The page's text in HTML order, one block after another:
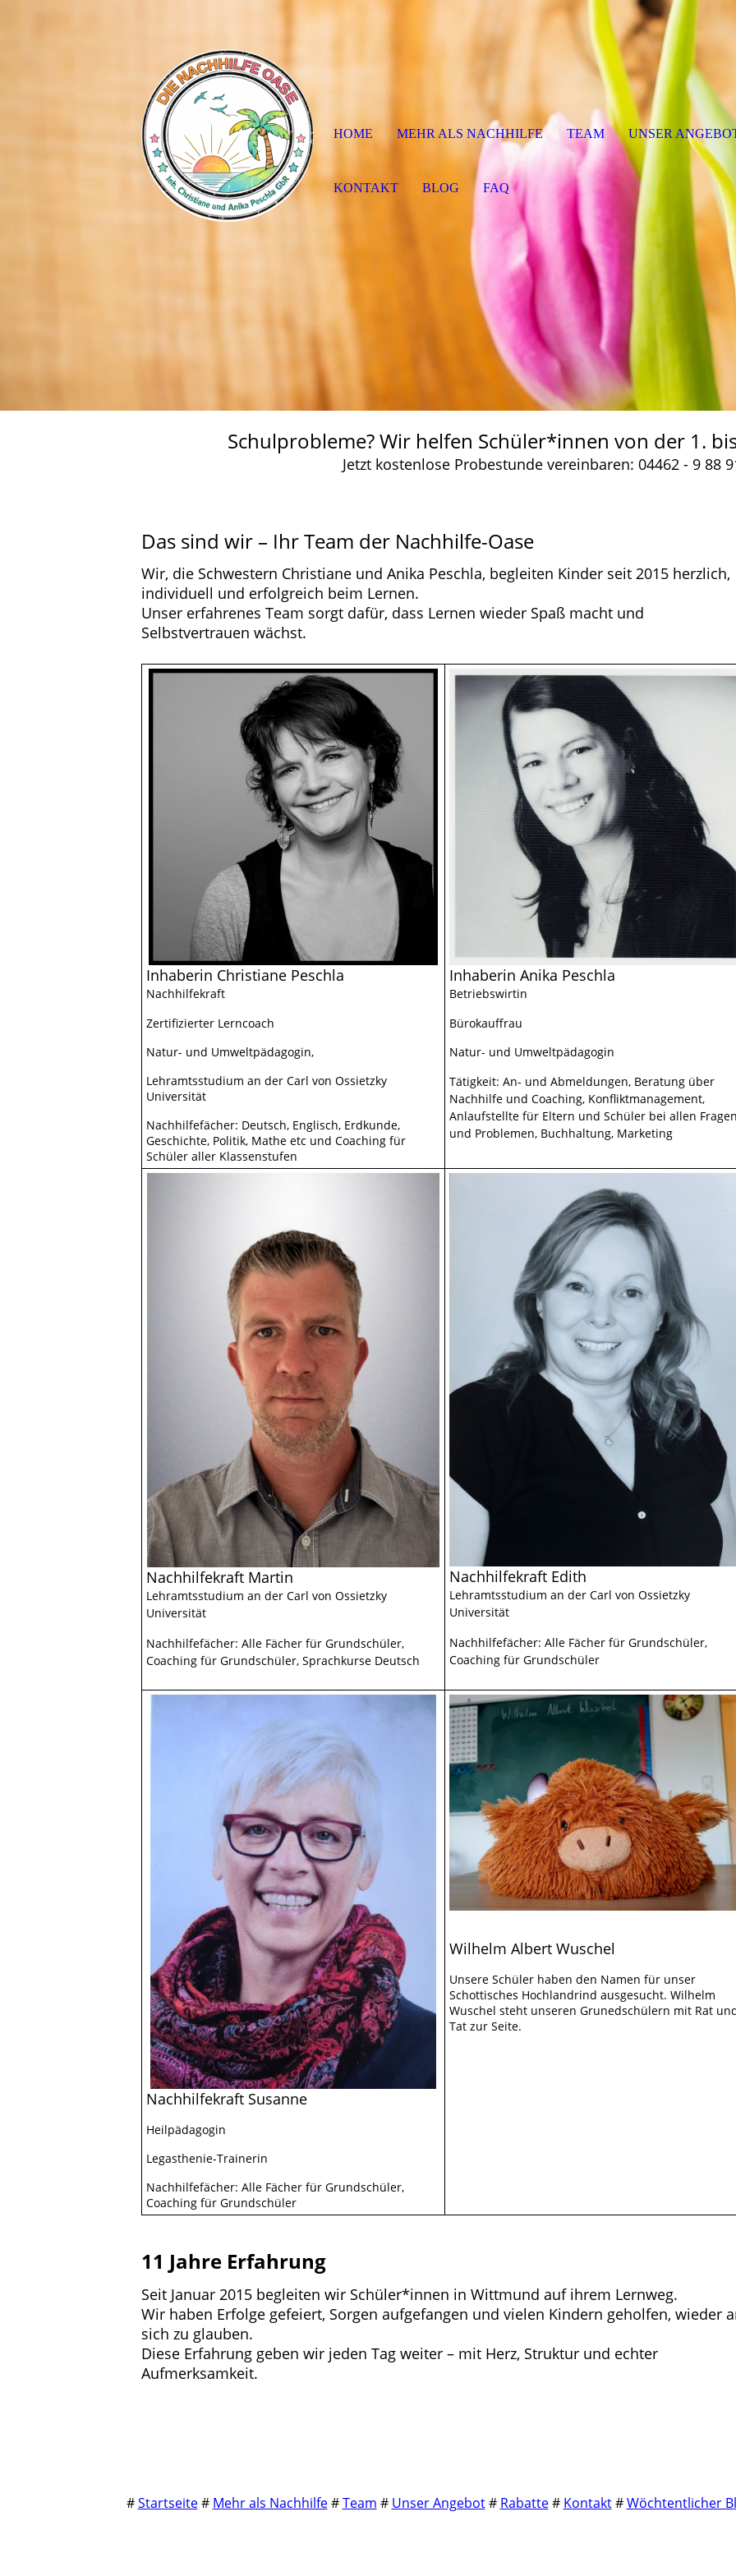
Schulprobleme? Wir helfen Schüler*innen von der 1.
Jetzt kostenlose Probestunde vereinbaren: 04462 - 9 88
Das sind wir – Ihr Team der Nachhilfe-Oase
Wir, die Schwestern Christiane und Anika Peschla, begleiten Kinder seit 2015 herzlich,
individuell und erfolgreich beim Lernen.
Unser erfahrenes Team sorgt dafür, dass Lernen wieder Spaß macht und
Selbstvertrauen wächst.
Inhaberin Christiane Peschla
Nachhilfekraft
Zertifizierter Lerncoach
Natur- und Umweltpädagogin,
Lehramtsstudium an der Carl von Ossietzky
Universität
Nachhilfefächer: Deutsch, Englisch, Erdkunde,
Geschichte, Politik, Mathe etc und Coaching für
Schüler aller Klassenstufen
Inhaberin Anika Peschla
Betriebswirtin
Bürokauffrau
Natur- und Umweltpädagogin
Tätigkeit: An- und Abmeldungen, Beratung über
Nachhilfe und Coaching, Konfliktmanagement,
Anlaufstellte für Eltern und Schüler bei allen
und Problemen, Buchhaltung, Marketing
Nachhilfekraft Martin
Lehramtsstudium an der Carl von Ossietzky
Universität
Nachhilfefächer: Alle Fächer für Grundschüler,
Coaching für Grundschüler, Sprachkurse Deutsch
Nachhilfekraft Edith
Lehramtsstudium an der Carl von Ossietzky
Universität
Nachhilfefächer: Alle Fächer für Grundschüler,
Coaching für Grundschüler
Nachhilfekraft Susanne
Heilpädagogin
Legasthenie-Trainerin
Nachhilfefächer: Alle Fächer für Grundschüler,
Coaching für Grundschüler
Wilhelm Albert Wuschel
Unsere Schüler haben den Namen für unser
Schottisches Hochlandrind ausgesucht. Wilhelm
Wuschel steht unseren Grunedschülern mit Rat
Tat zur Seite.
11 Jahre Erfahrung
Seit Januar 2015 begleiten wir Schüler*innen in Wittmund auf ihrem Lernweg.
Wir haben Erfolge gefeiert, Sorgen aufgefangen und vielen Kindern geholfen, wieder
sich zu glauben.
Diese Erfahrung geben wir jeden Tag weiter – mit Herz, Struktur und echter
Aufmerksamkeit.
#Startseite# Mehr als Nachhilfe#Team # Unser Angebot# Rabatte# Kontakt#Wöchtentlicher
HOME MEHR ALS NACHHILFE TEAM UNSER
KONTAKT BLOG FAQ